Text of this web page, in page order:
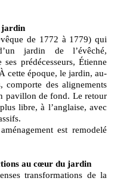
jardin
de 1772 à 1779) qui
jardin de l’évêché,
prédécesseurs, Étienne
cette époque, le jardin, au-
comporte des alignements
pavillon de fond. Le retour
libre, à l’anglaise, avec
est remodelé
au cœur du jardin
transformations de la